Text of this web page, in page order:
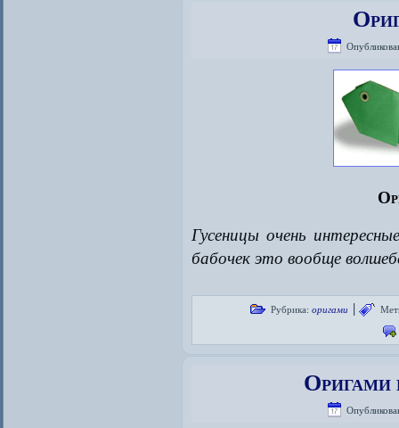
Гусеницы очень
бабочек это вообще
Рубрика: оригами |
Оригами